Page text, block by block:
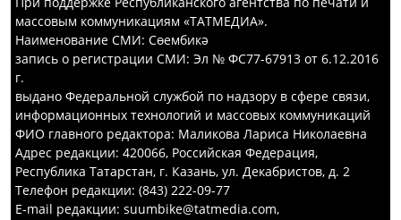
массовым коммуникациям «ТАТМЕДИА».
Наименование СМИ: Сөембикә
запись о регистрации СМИ: Эл № ФС77-67913 от 6.12.2016
г.
выдано Федеральной службой по надзору в сфере связи,
информационных технологий и массовых коммуникаций
ФИО главного редактора: Маликова Лариса Николаевна
Адрес редакции: 420066, Российская Федерация,
Республика Татарстан, г. Казань, ул. Декабристов, д. 2
Телефон редакции: (843) 222-09-77
E-mail редакции: suumbike@tatmedia.com,